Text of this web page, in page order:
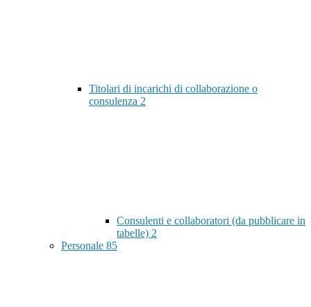
Titolari di incarichi di collaborazione o
consulenza 2
Consulenti e collaboratori (da pubblicare in
tabelle) 2
Personale 85